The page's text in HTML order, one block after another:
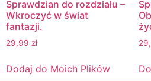
Sprawdzian do rozdziału –
Wkroczyć w świat
fantazji.
29,99 zł
Dodaj do Moich Plików